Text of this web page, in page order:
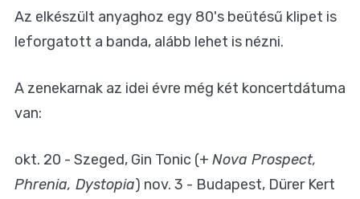
Az elkészült anyaghoz egy 80's beütésű klipet is
leforgatott a banda, alább lehet is nézni.
A zenekarnak az idei évre még két koncertdátuma
van:
okt. 20 - Szeged, Gin Tonic (+ Nova Prospect,
Phrenia, Dystopia) nov. 3 - Budapest, Dürer Kert